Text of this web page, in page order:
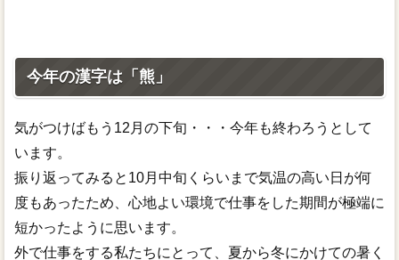
今年の漢字は「熊」
気がつけばもう12月の下旬・・・今年も終わろうとして
います。
振り返ってみると10月中旬くらいまで気温の高い日が何
度もあったため、心地よい環境で仕事をした期間が極端に
短かったように思います。
外で仕事をする私たちにとって、夏から冬にかけての暑く